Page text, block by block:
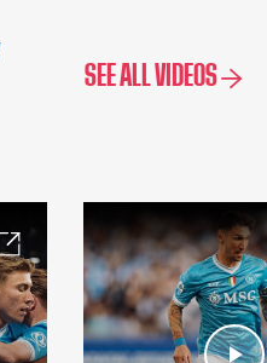
SEE ALL VIDEOS